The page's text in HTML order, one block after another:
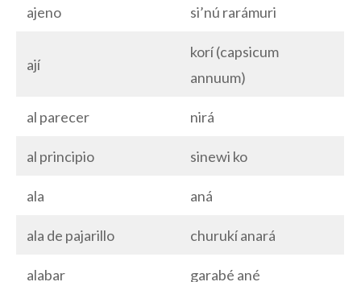
ajeno si’nú rarámuri
ají
korí (capsicum
annuum)
al parecer nirá
al principio sinewi ko
ala aná
ala de pajarillo churukí anará
alabar garabé ané